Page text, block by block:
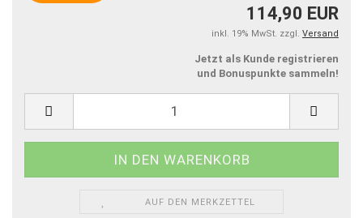
114,90 EUR
inkl. 19% MwSt. zzgl. Versand
Jetzt als Kunde registrieren
und Bonuspunkte sammeln!
AUF DEN MERKZETTEL